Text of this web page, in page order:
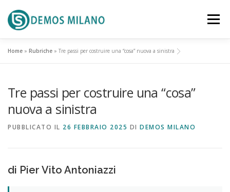
Menu
RIFERIMENTI TERRITORIALI ATTUALITA’
Home » Rubriche » Tre passi per costruire una “cosa” nuova a sinistra
Tre passi per costruire una “cosa”
nuova a sinistra
PUBBLICATO IL 26 FEBBRAIO 2025 DI DEMOS MILANO
di Pier Vito Antoniazzi